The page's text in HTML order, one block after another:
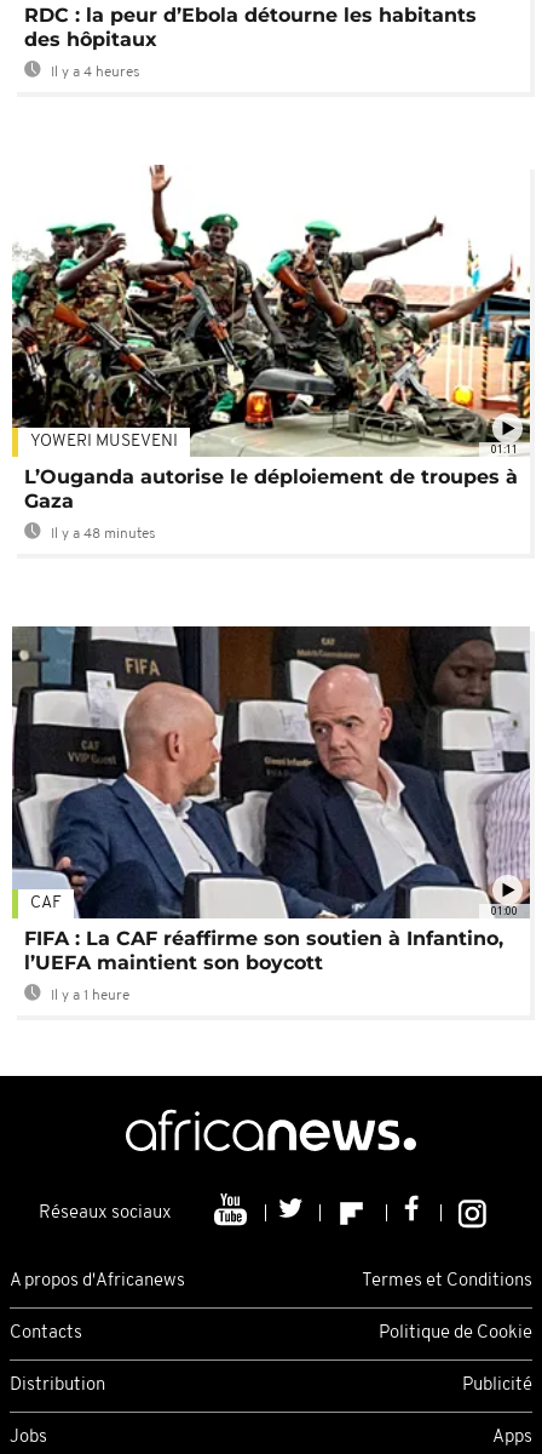
RDC : la peur d’Ebola détourne les habitants
des hôpitaux
Il y a 4 heures
01:11
YOWERI MUSEVENI
L’Ouganda autorise le déploiement de troupes à
Gaza
Il y a 48 minutes
01:00
CAF
FIFA : La CAF réaffirme son soutien à Infantino,
l’UEFA maintient son boycott
Il y a 1 heure
Réseaux sociaux
A propos d'Africanews Termes et Conditions
Contacts Politique de Cookie
Distribution Publicité
Jobs Apps